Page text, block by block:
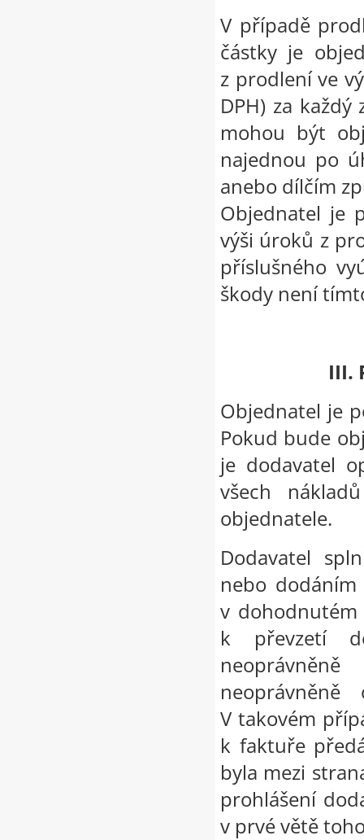
V případě
částky je
z prodlení ve
DPH) za
mohou být
najednou po
anebo dílčím
Objednatel je
výši úroků z
příslušného
škody není
III.
Objednatel je
Pokud bude
je dodavatel
všech
objednatele.
Dodavatel
nebo
v
k převzetí
V takovém
k faktuře
byla mezi
prohlášení
v prvé větě